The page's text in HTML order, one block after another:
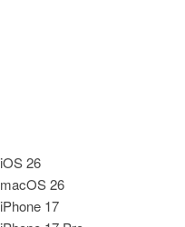
iOS 26
macOS 26
iPhone 17